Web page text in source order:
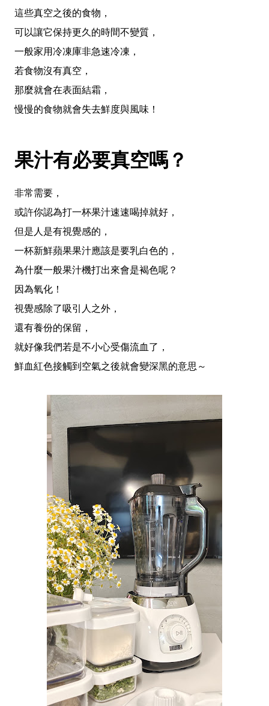
這些真空之後的食物，
可以讓它保持更久的時間不變質，
一般家用冷凍庫非急速冷凍，
若食物沒有真空，
那麼就會在表面結霜，
慢慢的食物就會失去鮮度與風味！
果汁有必要真空嗎？
非常需要，
或許你認為打一杯果汁速速喝掉就好，
但是人是有視覺感的，
一杯新鮮蘋果果汁應該是要乳白色的，
為什麼一般果汁機打出來會是褐色呢？
因為氧化！
視覺感除了吸引人之外，
還有養份的保留，
就好像我們若是不小心受傷流血了，
鮮血紅色接觸到空氣之後就會變深黑的意思～